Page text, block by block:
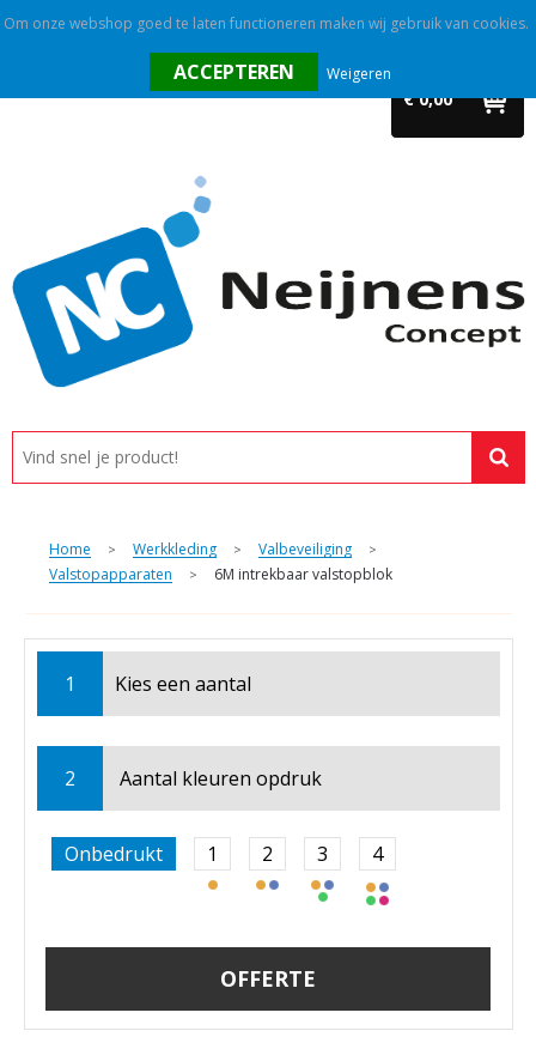
€ 0,00
Promotietextiel
Tassen
Alle categorieën
Custom made
Home > Werkkleding > Valbeveiliging >
Valstopapparaten > 6M intrekbaar valstopblok
1 Kies een aantal
2 Aantal kleuren opdruk
Onbedrukt 1 2 3 4
OFFERTE
Om onze webshop goed te laten functioneren maken wij gebruik van cookies.
Weigeren